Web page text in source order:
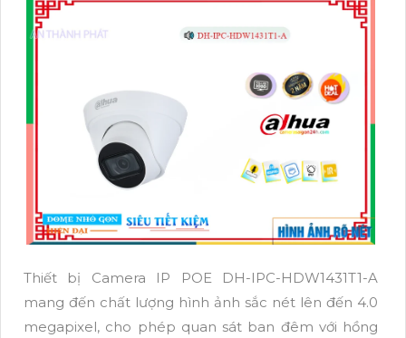
Thiết bị Camera IP POE DH-IPC-HDW1431T1-A
mang đến chất lượng hình ảnh sắc nét lên đến 4.0
megapixel, cho phép quan sát ban đêm với hồng